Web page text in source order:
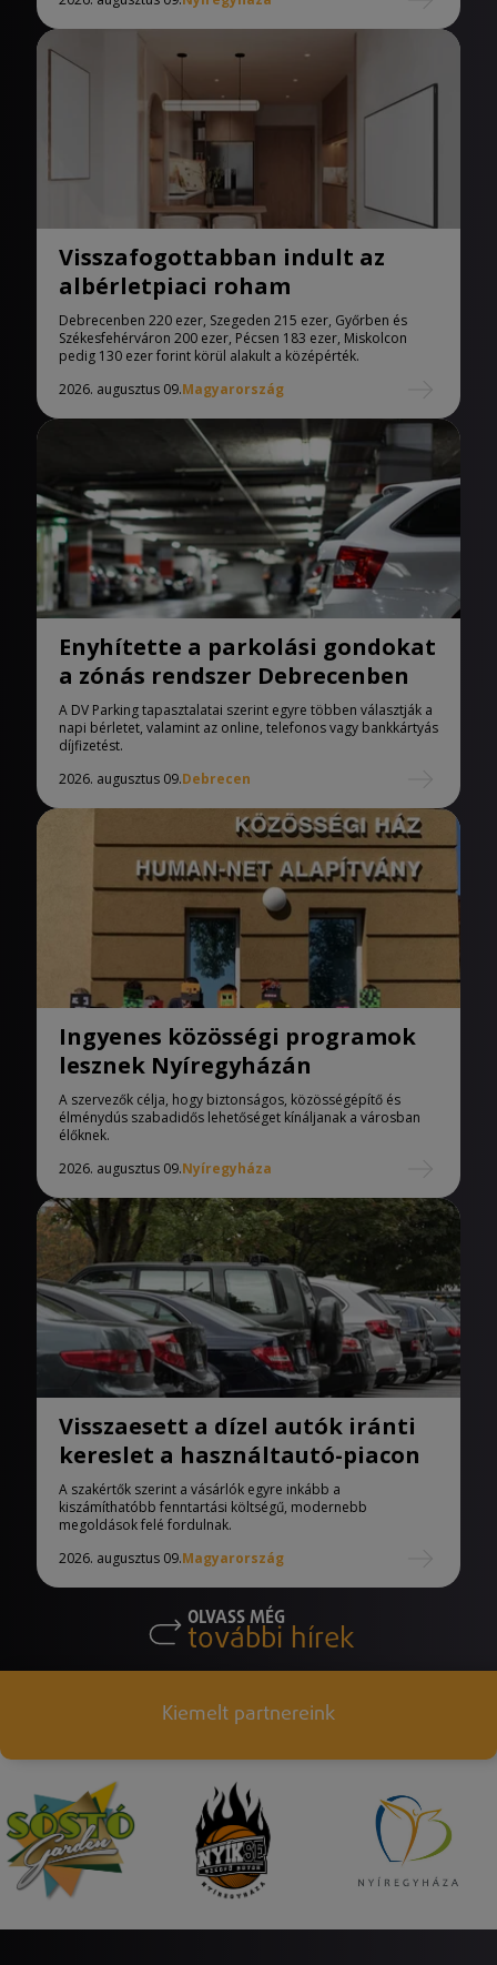
Visszafogottabban indult az
albérletpiaci roham
Debrecenben 220 ezer, Szegeden 215 ezer, Győrben és
Székesfehérváron 200 ezer, Pécsen 183 ezer, Miskolcon
pedig 130 ezer forint körül alakult a középérték.
2026. augusztus 09.Magyarország
Enyhítette a parkolási gondokat
a zónás rendszer Debrecenben
A DV Parking tapasztalatai szerint egyre többen választják a
napi bérletet, valamint az online, telefonos vagy bankkártyás
díjfizetést.
2026. augusztus 09.Debrecen
Ingyenes közösségi programok
lesznek Nyíregyházán
A szervezők célja, hogy biztonságos, közösségépítő és
élménydús szabadidős lehetőséget kínáljanak a városban
élőknek.
2026. augusztus 09.Nyíregyháza
Visszaesett a dízel autók iránti
kereslet a használtautó-piacon
A szakértők szerint a vásárlók egyre inkább a
kiszámíthatóbb fenntartási költségű, modernebb
megoldások felé fordulnak.
2026. augusztus 09.Magyarország
OLVASS MÉG
további hírek
Kiemelt partnereink